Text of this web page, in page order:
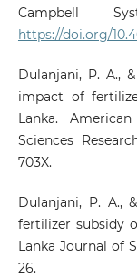
Campbell
https://doi.org/
Dulanjani, P. A.,
impact of
Lanka.
Sciences
703X.
Dulanjani, P. A.,
fertilizer subsidy
Lanka Journal of
26.